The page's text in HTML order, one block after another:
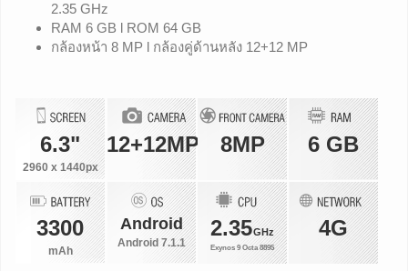
2.35 GHz
RAM 6 GB l ROM 64 GB
กล้องหน้า 8 MP l กล้องคู่ด้านหลัง 12+12 MP
6.3"
2960 x 1440px
12+12MP 8MP 6 GB
3300
mAh
Android
Android 7.1.1
2.35GHz
Exynos 9 Octa 8895
4G